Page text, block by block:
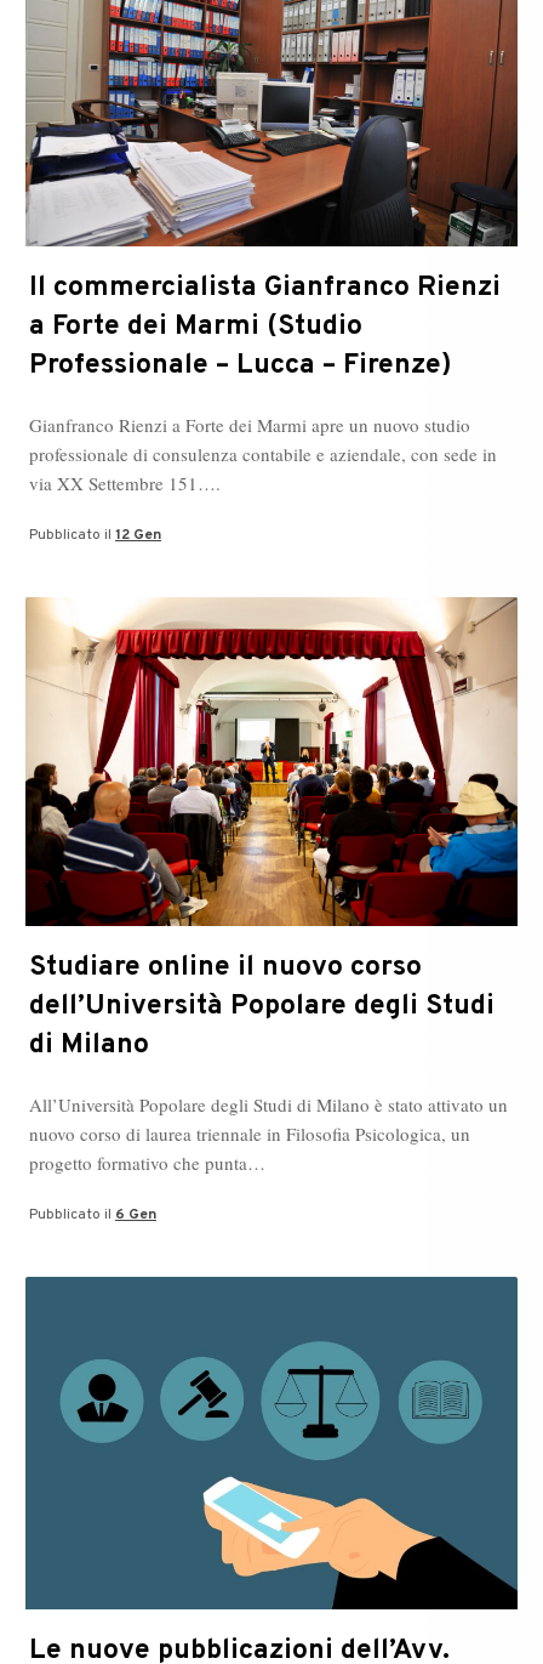
Il commercialista Gianfranco Rienzi
a Forte dei Marmi (Studio
Professionale – Lucca – Firenze)
Gianfranco Rienzi a Forte dei Marmi apre un nuovo studio
professionale di consulenza contabile e aziendale, con sede in
via XX Settembre 151….
Pubblicato il 12 Gen
Studiare online il nuovo corso
dell’Università Popolare degli Studi
di Milano
All’Università Popolare degli Studi di Milano è stato attivato un
nuovo corso di laurea triennale in Filosofia Psicologica, un
progetto formativo che punta…
Pubblicato il 6 Gen
Le nuove pubblicazioni dell’Avv.